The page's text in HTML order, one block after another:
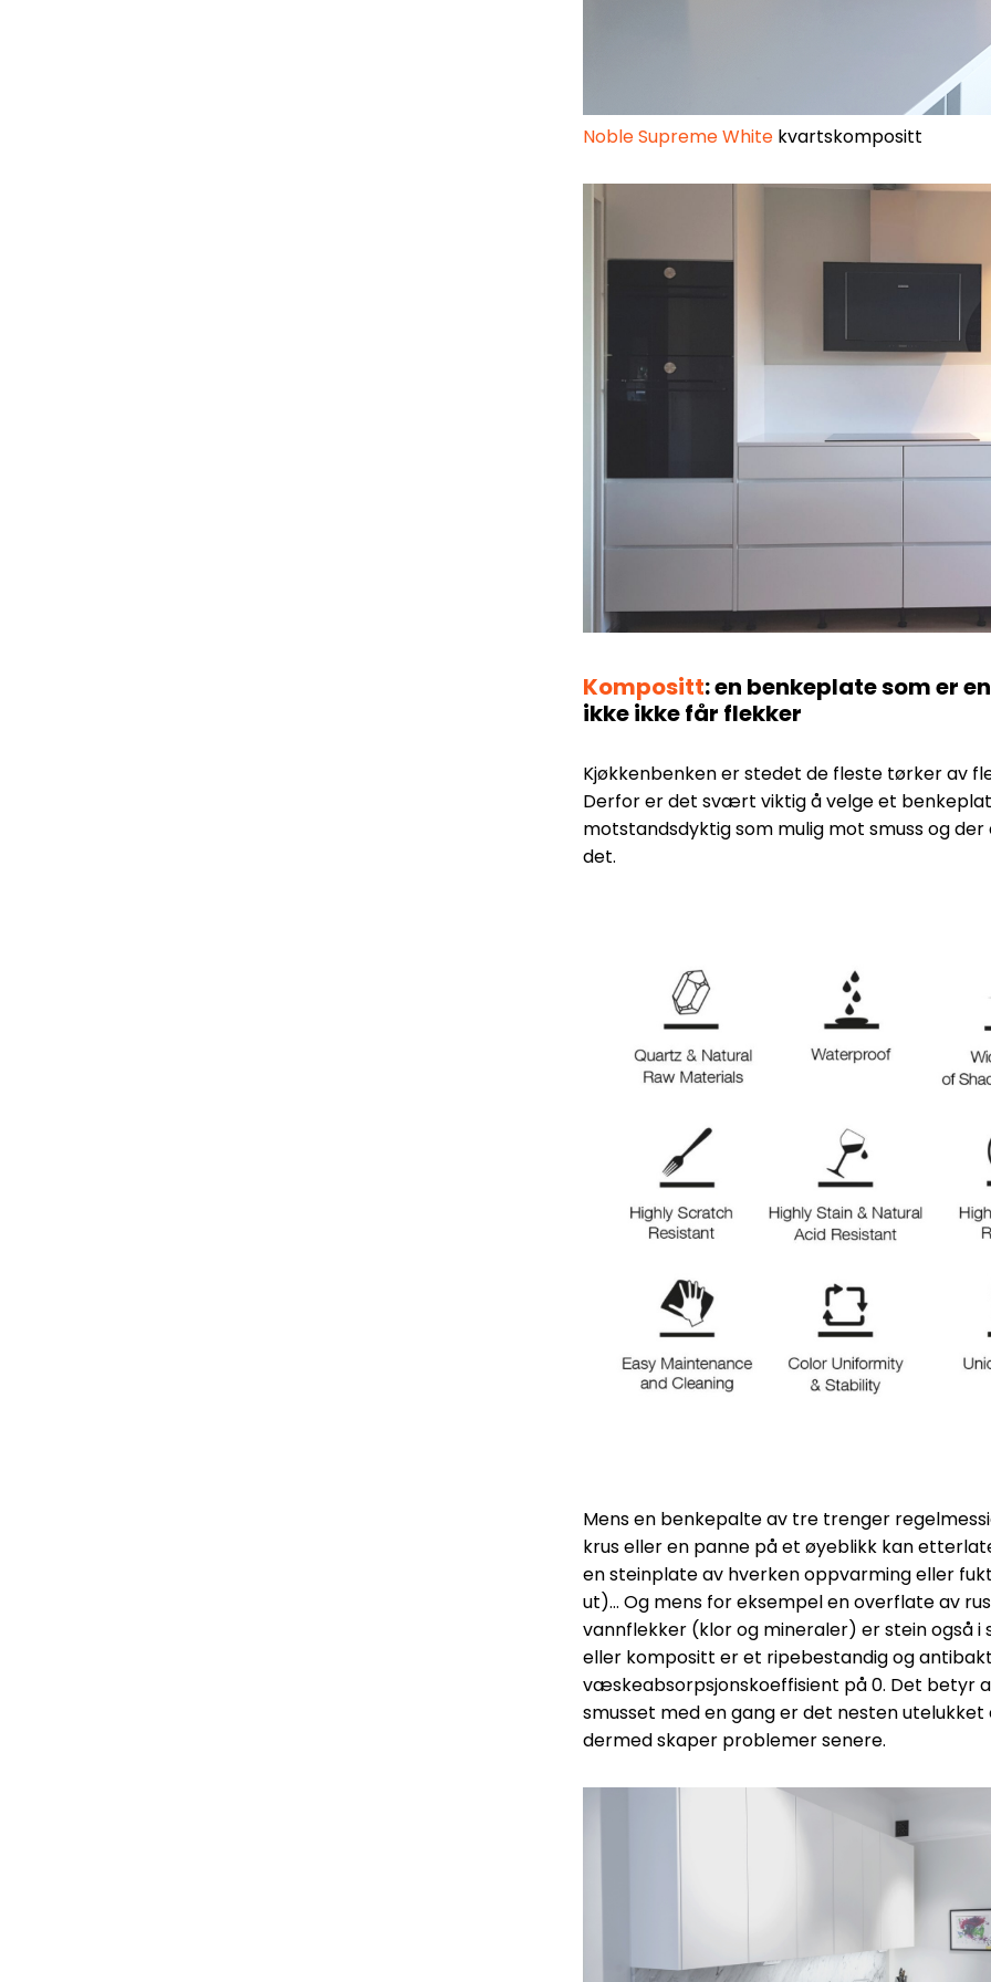
Noble Supreme Whitekvartskompositt
Kompositt: en benkeplate som er
ikke ikke får flekker
Kjøkkenbenken er stedet de fleste tørker av
Derfor er det svært viktig å velge et
motstandsdyktig som mulig mot smuss og
det.
Mens en benkepalte av tre trenger
krus eller en panne på et øyeblikk kan
en steinplate av hverken oppvarming eller
ut)… Og mens for eksempel en overflate av
vannflekker (klor og mineraler) er stein også
eller kompositt er et ripebestandig og
væskeabsorpsjonskoeffisient på 0. Det betyr
smusset med en gang er det nesten
dermed skaper problemer senere.